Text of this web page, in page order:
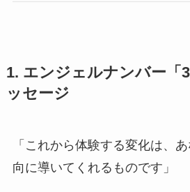
1. エンジェルナンバー「
ッセージ
「これから体験する変化は、
向に導いてくれるものです」